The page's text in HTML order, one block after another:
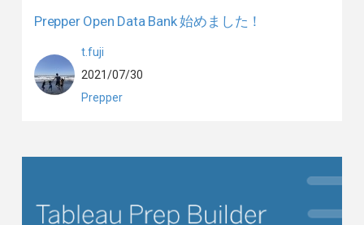
Prepper Open Data Bank 始めました！
t.fuji
2021/07/30
Prepper